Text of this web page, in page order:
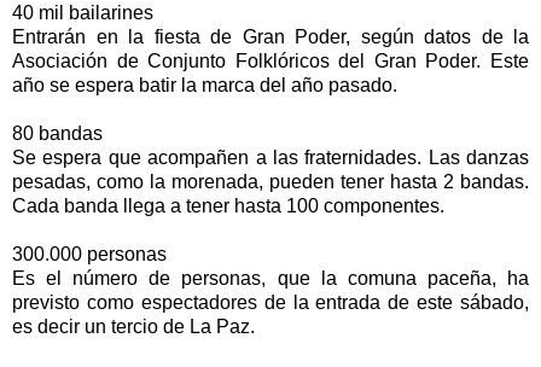
40 mil bailarines
Entrarán en la fiesta de Gran Poder, según datos de la
Asociación de Conjunto Folklóricos del Gran Poder. Este
año se espera batir la marca del año pasado.
80 bandas
Se espera que acompañen a las fraternidades. Las danzas
pesadas, como la morenada, pueden tener hasta 2 bandas.
Cada banda llega a tener hasta 100 componentes.
300.000 personas
Es el número de personas, que la comuna paceña, ha
previsto como espectadores de la entrada de este sábado,
es decir un tercio de La Paz.